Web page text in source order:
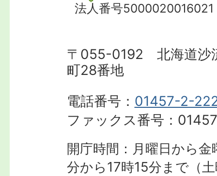
法人番号5000020016021
〒055-0192 北海道沙
町28番地
電話番号： 01457-2-
ファックス番号：
開庁時間：月曜日から
分から17時15分まで（